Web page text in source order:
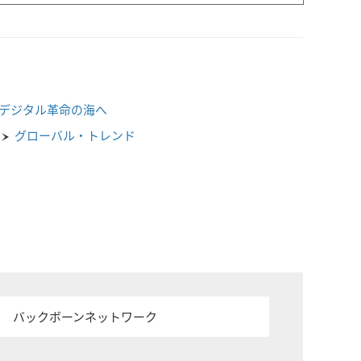
デジタル革命の海へ
グローバル・トレンド
バックボーンネットワーク